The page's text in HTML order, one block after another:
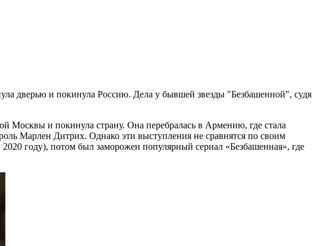
дверью и покинула Россию. Дела у бывшей звезды "Безбашенной", судя
Москвы и покинула страну. Она перебралась в Армению, где стала
Марлен Дитрих. Однако эти выступления не сравнятся по своим
году), потом был заморожен популярный сериал «Безбашенная», где